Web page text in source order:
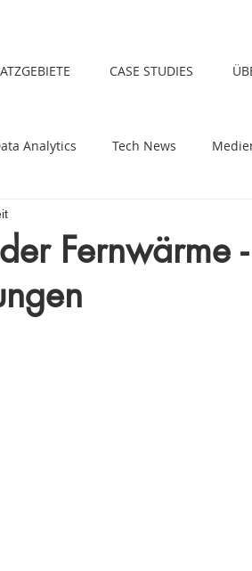
CASE STUDIES
Analytics Tech News
Fernwärme